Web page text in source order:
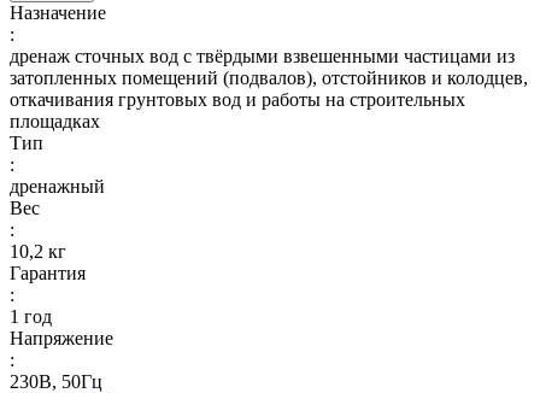
Назначение
:
дренаж сточных вод с твёрдыми взвешенными частицами из
затопленных помещений (подвалов), отстойников и колодцев,
откачивания грунтовых вод и работы на строительных
площадках
Тип
:
дренажный
Вес
:
10,2 кг
Гарантия
:
1 год
Напряжение
:
230В, 50Гц